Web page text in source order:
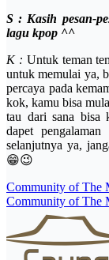
S : Kasih pesan-
lagu kpop ^^
K : Untuk teman
untuk memulai ya,
percaya pada
kok, kamu bisa
tau dari sana bisa
dapet
selanjutnya ya,
😁😉
Post
navigation
Community of The
Community of The